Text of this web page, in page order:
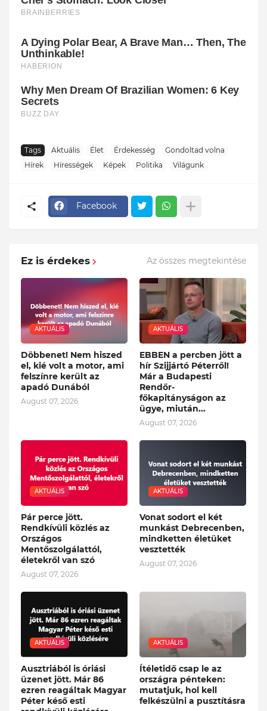
Tags Aktuális Élet Érdekesség
Gondoltad volna
Hírek
Hírességek Képek Politika Világunk
Facebook
Ez is érdekes Az összes megtekintése
AKTUÁLIS
Döbbenet! Nem hiszed
el, kié volt a motor, ami
felszínre került az
apadó Dunából
August 07, 2026
AKTUÁLIS
EBBEN a percben jött a
hír Szijjártó Péterről!
Már a Budapesti
Rendőr-
főkapitányságon az
ügye, miután...
August 07, 2026
AKTUÁLIS
Pár perce jött.
Rendkívüli közlés az
Országos
Mentőszolgálattól,
életekről van szó
August 07, 2026
AKTUÁLIS
Vonat sodort el két
munkást Debrecenben,
mindketten életüket
vesztették
August 07, 2026
AKTUÁLIS
Ausztriából is óriási
üzenet jött. Már 86
ezren reagáltak Magyar
Péter késő esti
AKTUÁLIS
Ítéletidő csap le az
országra pénteken:
mutatjuk, hol kell
felkészülni a pusztításra